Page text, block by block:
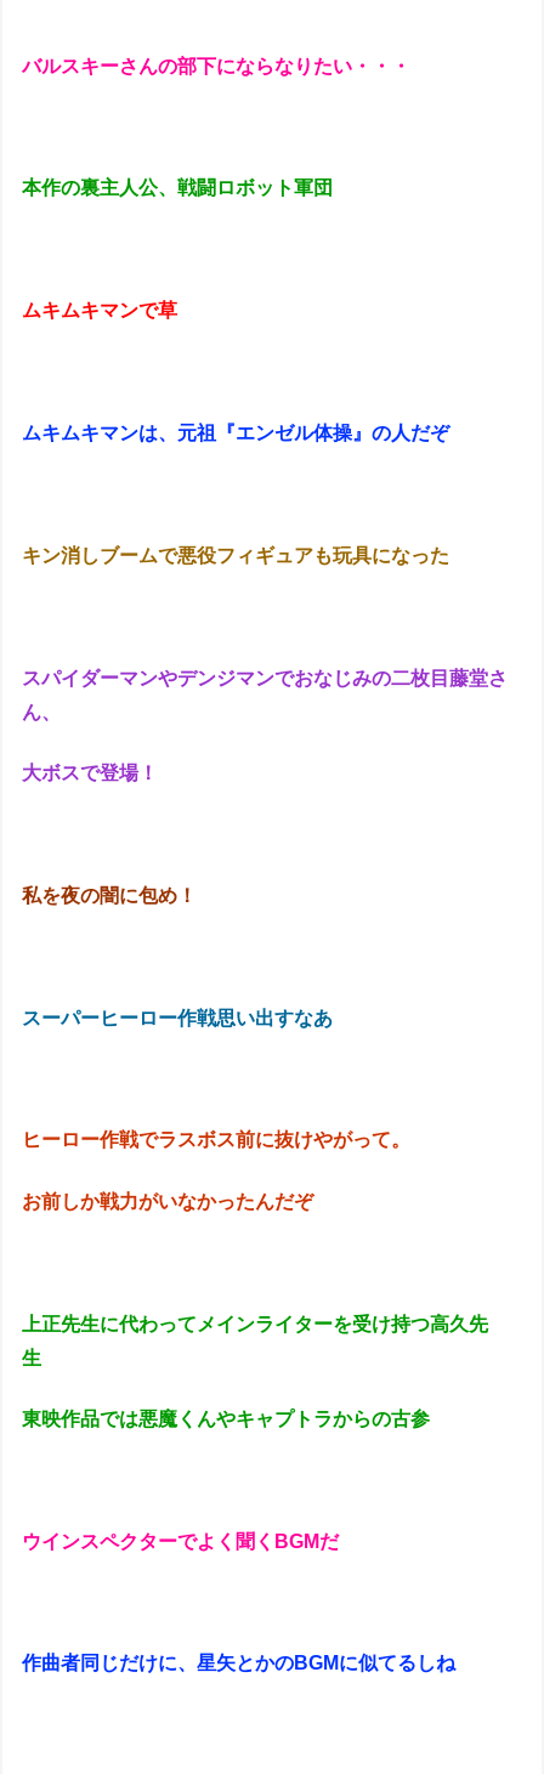
バルスキーさんの部下にならなりたい・・・
本作の裏主人公、戦闘ロボット軍団
ムキムキマンで草
ムキムキマンは、元祖『エンゼル体操』の人だぞ
キン消しブームで悪役フィギュアも玩具になった
スパイダーマンやデンジマンでおなじみの二枚目藤堂さ
ん、
大ボスで登場！
私を夜の闇に包め！
スーパーヒーロー作戦思い出すなあ
ヒーロー作戦でラスボス前に抜けやがって。
お前しか戦力がいなかったんだぞ
上正先生に代わってメインライターを受け持つ高久先
生
東映作品では悪魔くんやキャプトラからの古参
ウインスペクターでよく聞くBGMだ
作曲者同じだけに、星矢とかのBGMに似てるしね